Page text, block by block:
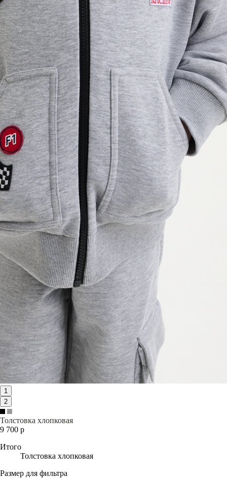
1
2
Толстовка хлопковая
9 700 р
Итого
Толстовка хлопковая
Размер для фильтра